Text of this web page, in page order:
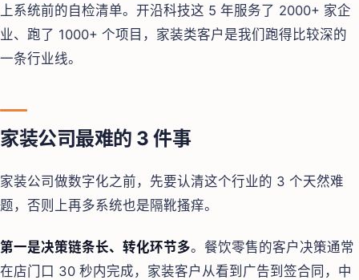
上系统前的自检清单。开沿科技这 5 年服务了 2000+ 家企
业、跑了 1000+ 个项目，家装类客户是我们跑得比较深的
一条行业线。
家装公司最难的 3 件事
家装公司做数字化之前，先要认清这个行业的 3 个天然难
题，否则上再多系统也是隔靴搔痒。
第一是决策链条长、转化环节多。餐饮零售的客户决策通常
在店门口 30 秒内完成，家装客户从看到广告到签合同，中